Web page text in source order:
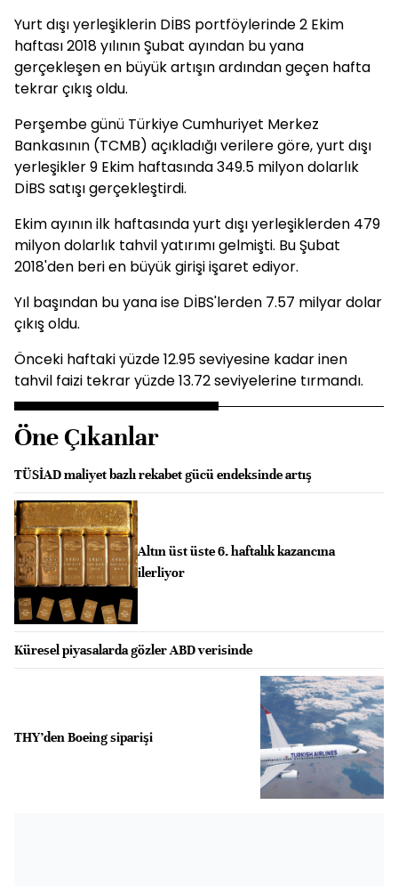
Yurt dışı yerleşiklerin DİBS portföylerinde 2 Ekim
haftası 2018 yılının Şubat ayından bu yana
gerçekleşen en büyük artışın ardından geçen hafta
tekrar çıkış oldu.
Perşembe günü Türkiye Cumhuriyet Merkez
Bankasının (TCMB) açıkladığı verilere göre, yurt dışı
yerleşikler 9 Ekim haftasında 349.5 milyon dolarlık
DİBS satışı gerçekleştirdi.
Ekim ayının ilk haftasında yurt dışı yerleşiklerden 479
milyon dolarlık tahvil yatırımı gelmişti. Bu Şubat
2018'den beri en büyük girişi işaret ediyor.
Yıl başından bu yana ise DİBS'lerden 7.57 milyar dolar
çıkış oldu.
Önceki haftaki yüzde 12.95 seviyesine kadar inen
tahvil faizi tekrar yüzde 13.72 seviyelerine tırmandı.
Öne Çıkanlar
TÜSİAD maliyet bazlı rekabet gücü endeksinde artış
Altın üst üste 6. haftalık kazancına
ilerliyor
Küresel piyasalarda gözler ABD verisinde
THY’den Boeing siparişi